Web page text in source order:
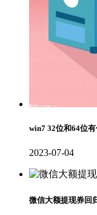
win7 32位和64位
2023-07-04
微信大额提现券回